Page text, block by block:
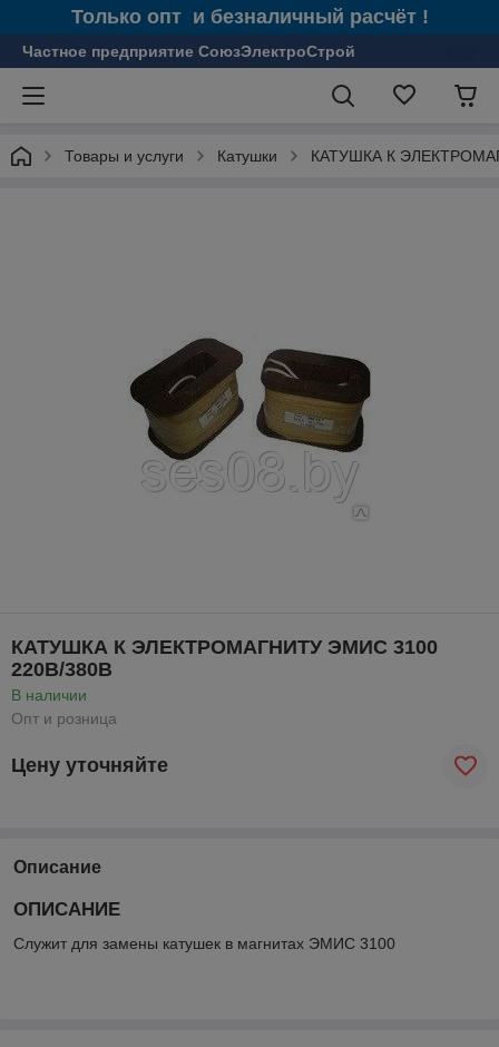
Только опт и безналичный расчёт !
Частное предприятие СоюзЭлектроСтрой
Товары и услуги Катушки КАТУШКА К
КАТУШКА К ЭЛЕКТРОМАГНИТУ ЭМИС 3100
220В/380В
В наличии
Опт и розница
Цену уточняйте
Описание
ОПИСАНИЕ
Служит для замены катушек в магнитах ЭМИС 3100